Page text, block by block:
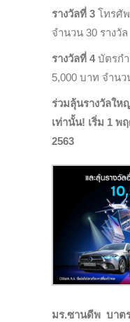
รางวัลที่ 3 โทรศั
จำนวน 30 รางวัล
รางวัลที่ 4บัตรกำ
5,000 บาท จำนว
ร่วมลุ้นรางวัลให
เท่านั้น! เริ่ม 1 พ
2563
มร.ซานดีพ บาต